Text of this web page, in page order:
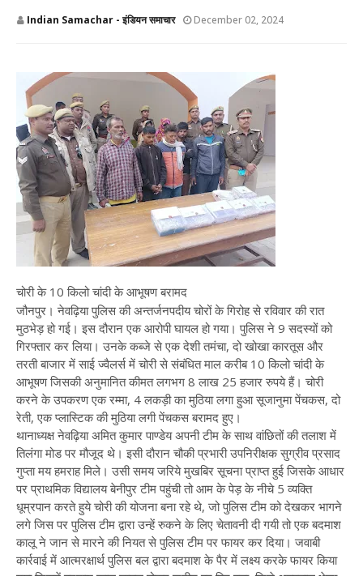
Indian Samachar - इंडियन समाचार December 02, 2024
चोरी के 10 किलो चांदी के आभूषण बरामद
जौनपुर। नेवढ़िया पुलिस की अन्तर्जनपदीय चोरों के गिरोह से रविवार की रात
मुठभेड़ हो गई। इस दौरान एक आरोपी घायल हो गया। पुलिस ने 9 सदस्यों को
गिरफ्तार कर लिया। उनके कब्जे से एक देशी तमंचा, दो खोखा कारतूस और
तरती बाजार में साई ज्वैलर्स में चोरी से संबंधित माल करीब 10 किलो चांदी के
आभूषण जिसकी अनुमानित कीमत लगभग 8 लाख 25 हजार रुपये हैं। चोरी
करने के उपकरण एक रम्मा, 4 लकड़ी का मुठिया लगा हुआ सूजानुमा पेंचकस, दो
रेती, एक प्लास्टिक की मुठिया लगी पेंचकस बरामद हुए।
थानाध्यक्ष नेवढ़िया अमित कुमार पाण्डेय अपनी टीम के साथ वांछितों की तलाश में
तिलंगा मोड पर मौजूद थे। इसी दौरान चौकी प्रभारी उपनिरीक्षक सुग्रीव प्रसाद
गुप्ता मय हमराह मिले। उसी समय जरिये मुखबिर सूचना प्राप्त हुई जिसके आधार
पर प्राथमिक विद्यालय बेनीपुर टीम पहुंची तो आम के पेड़ के नीचे 5 व्यक्ति
धूम्रपान करते हुये चोरी की योजना बना रहे थे, जो पुलिस टीम को देखकर भागने
लगे जिस पर पुलिस टीम द्वारा उन्हें रुकने के लिए चेतावनी दी गयी तो एक बदमाश
कालू ने जान से मारने की नियत से पुलिस टीम पर फायर कर दिया। जवाबी
कार्रवाई में आत्मरक्षार्थ पुलिस बल द्वारा बदमाश के पैर में लक्ष्य करके फायर किया